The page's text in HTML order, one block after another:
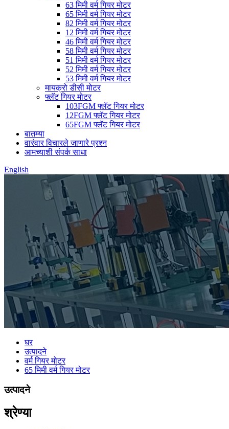
63 मिमी वर्म गियर मोटर
65 मिमी वर्म गियर मोटर
82 मिमी वर्म गियर मोटर
12 मिमी वर्म गियर मोटर
46 मिमी वर्म गियर मोटर
58 मिमी वर्म गियर मोटर
51 मिमी वर्म गियर मोटर
52 मिमी वर्म गियर मोटर
53 मिमी वर्म गियर मोटर
मायक्रो डीसी मोटर
फ्लॅट गियर मोटर
103FGM फ्लॅट गियर मोटर
12FGM फ्लॅट गियर मोटर
65FGM फ्लॅट गियर मोटर
बातम्या
वारंवार विचारले जाणारे प्रश्न
आमच्याशी संपर्क साधा
English
घर
उत्पादने
वर्म गियर मोटर
65 मिमी वर्म गियर मोटर
उत्पादने
श्रेण्या